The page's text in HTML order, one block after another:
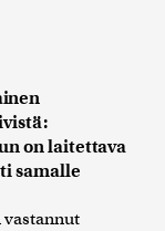
on laitettava
samalle
vastannut